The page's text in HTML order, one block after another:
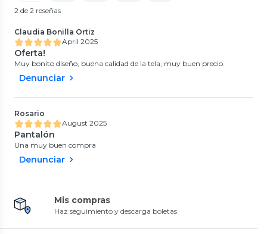
2 de 2 reseñas
Claudia Bonilla Ortiz
April 2025
Oferta!
Muy bonito diseño, buena calidad de la tela, muy buen precio.
Denunciar
Rosario
August 2025
Pantalón
Una muy buen compra
Denunciar
Mis compras
Haz seguimiento y descarga boletas